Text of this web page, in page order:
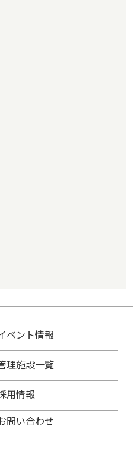
ベント情報
理施設一覧
用情報
問い合わせ